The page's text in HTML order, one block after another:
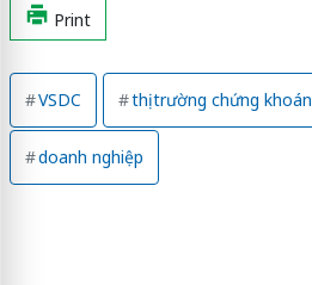
Print
VSDC thị trường chứng khoán
doanh nghiệp